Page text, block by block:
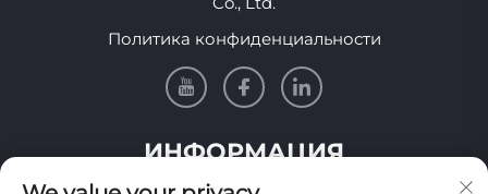
Политика конфиденциальности
ИНФОРМАЦИЯ